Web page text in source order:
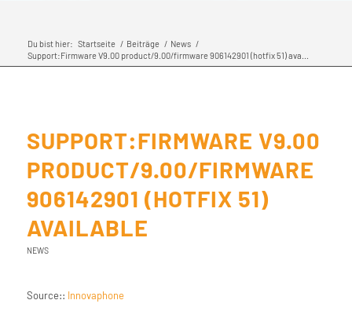
Du bist hier: Startseite / Beiträge / News /
Support:Firmware V9.00 product/9.00/firmware 906142901 (hotfix 51) ava...
SUPPORT:FIRMWARE V9.00
PRODUCT/9.00/FIRMWARE
906142901 (HOTFIX 51)
AVAILABLE
NEWS
Source:: Innovaphone